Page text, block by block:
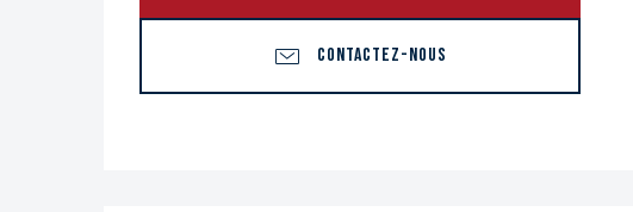
CONTACTEZ-NOUS